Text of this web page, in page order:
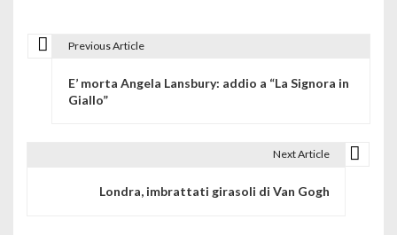
Previous Article
E’ morta Angela Lansbury: addio a “La Signora in
Giallo”
Next Article
Londra, imbrattati girasoli di Van Gogh